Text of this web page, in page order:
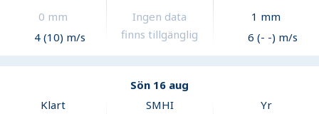
0 mm
4 (10) m/s
Ingen data
finns tillgänglig
1 mm
6 (- -) m/s
Sön 16 aug
Klart
SMHI Yr